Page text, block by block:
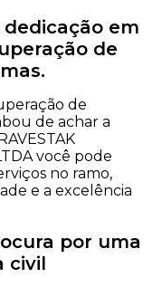
em
de
de
de achar a
você pode
no ramo,
e a excelência
por uma
civil